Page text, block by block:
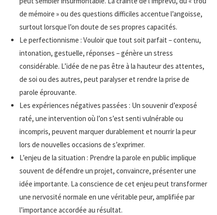
de mémoire » ou des questions difficiles accentue l’angoisse,
surtout lorsque l’on doute de ses propres capacités.
Le perfectionnisme : Vouloir que tout soit parfait – contenu,
intonation, gestuelle, réponses – génère un stress
considérable. L’idée de ne pas être à la hauteur des attentes,
de soi ou des autres, peut paralyser et rendre la prise de
parole éprouvante.
Les expériences négatives passées : Un souvenir d’exposé
raté, une intervention où l’on s’est senti vulnérable ou
incompris, peuvent marquer durablement et nourrir la peur
lors de nouvelles occasions de s’exprimer.
L’enjeu de la situation : Prendre la parole en public implique
souvent de défendre un projet, convaincre, présenter une
idée importante. La conscience de cet enjeu peut transformer
une nervosité normale en une véritable peur, amplifiée par
l’importance accordée au résultat.